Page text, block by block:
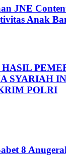
JNE
Anak
SYARIAH
POLRI
8